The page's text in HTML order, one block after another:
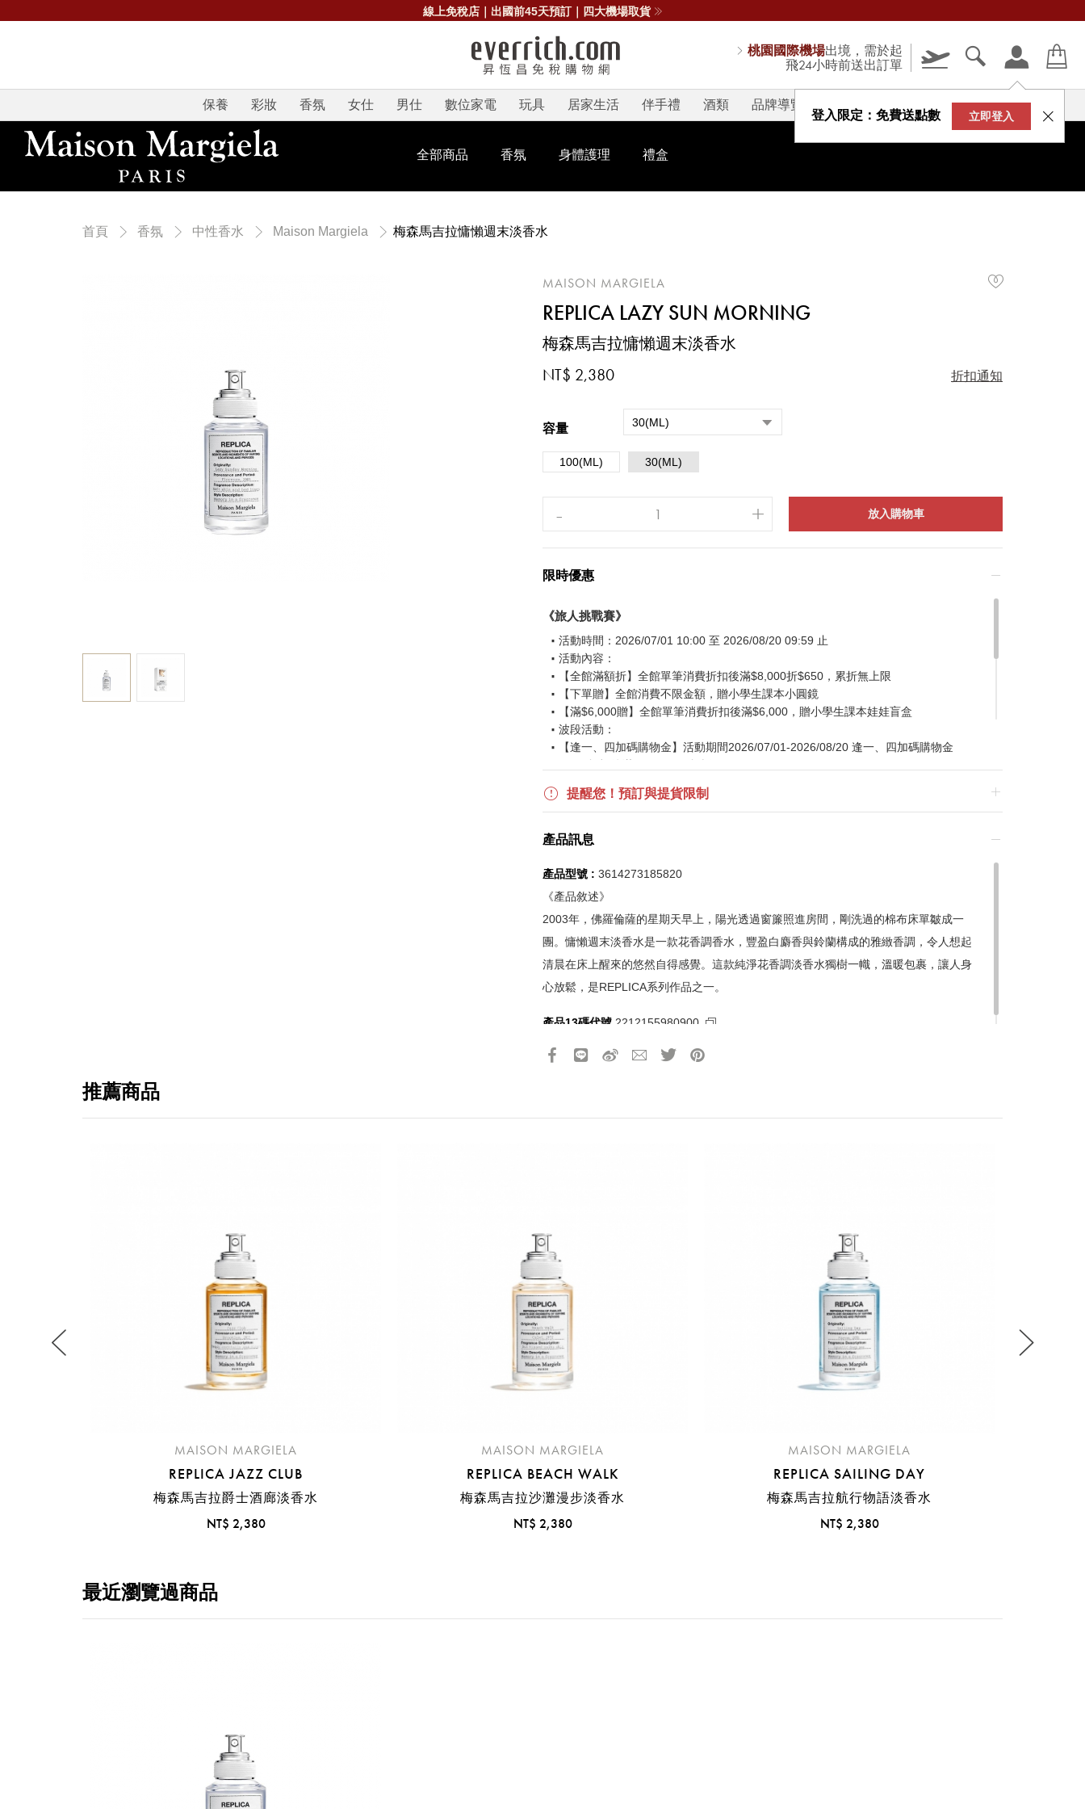
線上免稅店｜出國前45天預訂｜四大機場取貨
桃園國際機場出境，需於起
飛24小時前送出訂單
登入限定：免費送點數 立即登入
保養 彩妝 香氛 女仕 男仕 數位家電 玩具 居家生活 伴手禮 酒類 品牌導覽 V-STORY
全部商品 香氛 身體護理 禮盒
國際線出境旅客使用
不同機場的下單時間皆不相同，細節或訂購流程指引，請瀏覽
首頁 香氛 中性香水 Maison Margiela 梅森馬吉拉慵懶週末淡香水
您必須登入才有辦法使用喜愛清單！
您必須登入才有辦法使用喜愛清單！
MAISON MARGIELA
REPLICA LAZY SUN MORNING
梅森馬吉拉慵懶週末淡香水
NT$ 2,380 折扣通知
容量 30(ML)
100(ML) 30(ML)
放入購物車
限時優惠
《旅人挑戰賽》
活動時間：2026/07/01 10:00 至 2026/08/20 09:59 止
活動內容：
【全館滿額折】全館單筆消費折扣後滿$8,000折$650，累折無上限
【下單贈】全館消費不限金額，贈小學生課本小圓鏡
【滿$6,000贈】全館單筆消費折扣後滿$6,000，贈小學生課本娃娃盲盒
波段活動：
【逢一、四加碼購物金】活動期間2026/07/01-2026/08/20 逢一、四加碼購物金
活動詳情請參見
實際折扣金額以系統顯示為準
《網站活動限制說明》
所有活動皆訂單成立時間為準，贈品皆為數量有限，送完為止
所有活動皆以系統自動計算是否達到滿額優惠門檻，以系統計算為準
所有活動皆不可不同訂單相互累計
提醒您！預訂與提貨限制
產品訊息
產品型號 : 3614273185820
《產品敘述》
2003年，佛羅倫薩的星期天早上，陽光透過窗簾照進房間，剛洗過的棉布床單皺成一
團。慵懶週末淡香水是一款花香調香水，豐盈白麝香與鈴蘭構成的雅緻香調，令人想起
清晨在床上醒來的悠然自得感覺。這款純淨花香調淡香水獨樹一幟，溫暖包裹，讓人身
心放鬆，是REPLICA系列作品之一。
產品13碼代號 2212155980900
推薦商品
MAISON MARGIELA
REPLICA JAZZ CLUB
梅森馬吉拉爵士酒廊淡香水
NT$ 2,380
MAISON MARGIELA
REPLICA BEACH WALK
梅森馬吉拉沙灘漫步淡香水
NT$ 2,380
MAISON MARGIELA
REPLICA SAILING DAY
梅森馬吉拉航行物語淡香水
NT$ 2,380
最近瀏覽過商品